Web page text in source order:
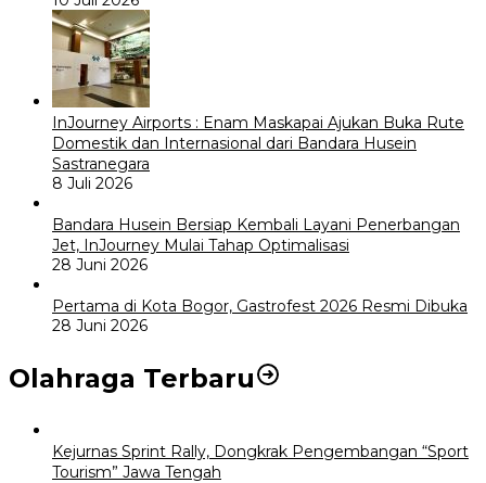
InJourney Airports : Enam Maskapai Ajukan Buka Rute
Domestik dan Internasional dari Bandara Husein
Sastranegara
8 Juli 2026
Bandara Husein Bersiap Kembali Layani Penerbangan
Jet, InJourney Mulai Tahap Optimalisasi
28 Juni 2026
Pertama di Kota Bogor, Gastrofest 2026 Resmi Dibuka
28 Juni 2026
Olahraga Terbaru
Kejurnas Sprint Rally, Dongkrak Pengembangan “Sport
Tourism” Jawa Tengah